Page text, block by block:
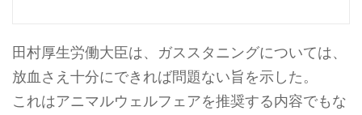
田村厚生労働大臣は、ガススタニングについては、
放血さえ十分にできれば問題ない旨を示した。
これはアニマルウェルフェアを推奨する内容でもな